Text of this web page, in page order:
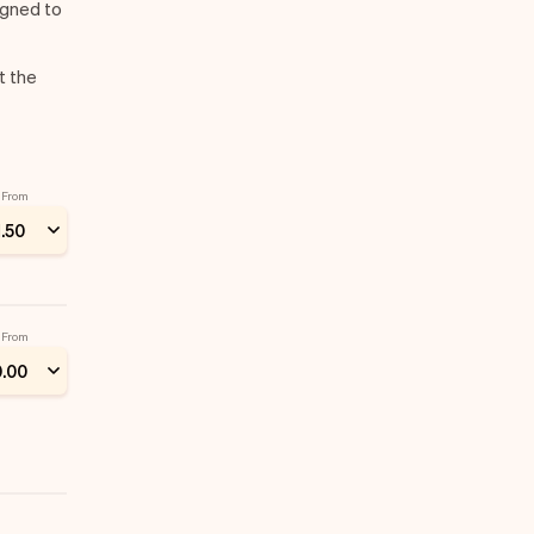
to
the
From
.50
From
.00